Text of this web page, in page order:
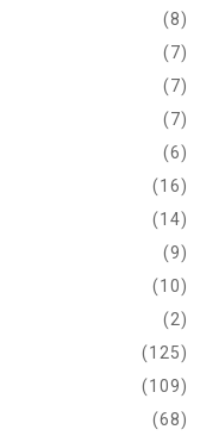
(8)
(7)
(7)
(7)
(6)
(16)
(14)
(9)
(10)
(2)
(125)
(109)
(68)